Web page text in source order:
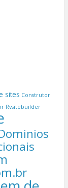
sites Construtor
Rvsitebuilder